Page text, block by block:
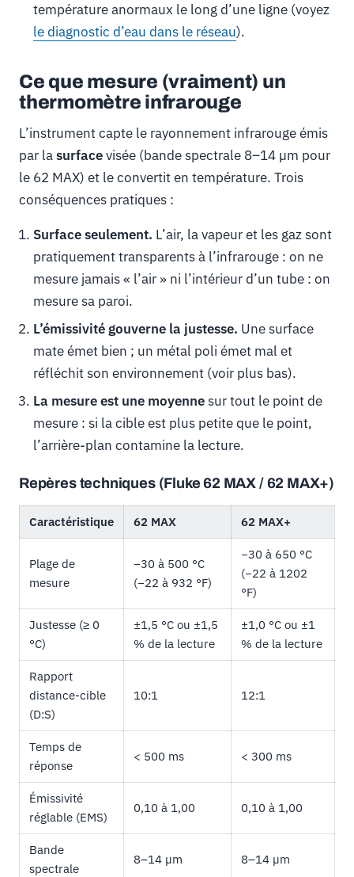
température anormaux le long d’une ligne (voyez
le diagnostic d’eau dans le réseau).
Ce que mesure (vraiment) un
thermomètre infrarouge
L’instrument capte le rayonnement infrarouge émis
par lasurfacevisée (bande spectrale 8–14 µm pour
le 62 MAX) et le convertit en température. Trois
conséquences pratiques :
Surface seulement. L’air, la vapeur et les gaz sont
pratiquement transparents à l’infrarouge : on ne
mesure jamais « l’air » ni l’intérieur d’un tube : on
mesure sa paroi.
L’émissivité gouverne la justesse. Une surface
mate émet bien ; un métal poli émet mal et
réfléchit son environnement (voir plus bas).
La mesure est une moyennesur tout le point de
mesure : si la cible est plus petite que le point,
l’arrière-plan contamine la lecture.
Repères techniques (Fluke 62 MAX / 62 MAX+)
Caractéristique 62 MAX 62 MAX+
Plage de
mesure
−30 à 500 °C
(−22 à 932 °F)
−30 à 650 °C
(−22 à 1202
°F)
Justesse (≥ 0
°C)
±1,5 °C ou ±1,5
% de la lecture
±1,0 °C ou ±1
% de la lecture
Rapport
distance-cible
(D:S)
10:1 12:1
Temps de
réponse
< 500 ms < 300 ms
Émissivité
réglable (EMS)
0,10 à 1,00 0,10 à 1,00
Bande
spectrale
8–14 µm 8–14 µm